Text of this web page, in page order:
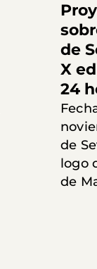
de
X
24
de
logo
de